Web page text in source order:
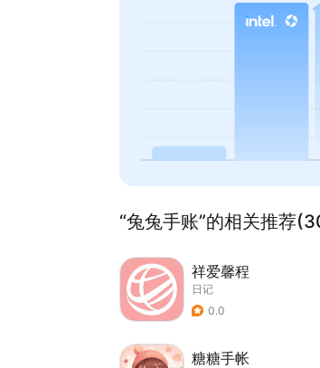
“兔兔手账”的相关推荐
祥爱馨程
日记
0.0
糖糖手帐